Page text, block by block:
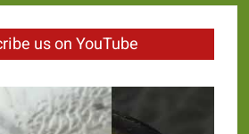
us on YouTube